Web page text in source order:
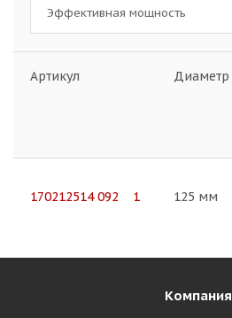
Эффективная мощность
Артикул Диаметр
170212514 092 1 125 мм
Компания